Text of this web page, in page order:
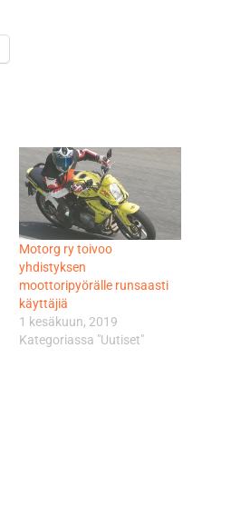
Motorg ry toivoo
yhdistyksen
moottoripyörälle runsaasti
käyttäjiä
1 kesäkuun, 2019
Kategoriassa "Uutiset"